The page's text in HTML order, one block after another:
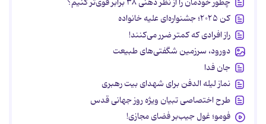
کن ۲۰۲۵؛ جشنواره‌ای علیه خانواده
راز افرادی که کمتر ضرر می‌کنند!
دورود، سرزمین شگفتی‌های طبیعت
جان فدا
نماز لیله الدفن برای شهدای بیت رهبری
طرح اختصاصی تبیان ویژه روز جهانی قدس
فومو؛ غول جیب‌بر فضای مجازی!